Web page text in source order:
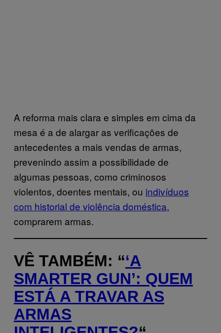
A reforma mais clara e simples em cima da
mesa é a de alargar as verificações de
antecedentes a mais vendas de armas,
prevenindo assim a possibilidade de
algumas pessoas, como criminosos
violentos, doentes mentais, ou indivíduos
com historial de violência doméstica,
comprarem armas.
VÊ TAMBÉM: “‘A
SMARTER GUN’: QUEM
ESTÁ A TRAVAR AS
ARMAS